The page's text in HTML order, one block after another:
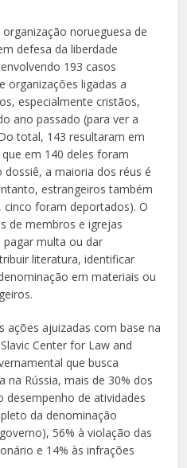
norueguesa de
defesa da liberdade
193 casos
organizações ligadas a
especialmente cristãos,
ano passado (para ver a
total, 143 resultaram em
em 140 deles foram
a maioria dos réus é
estrangeiros também
foram deportados). O
de membros e igrejas
multa ou dar
literatura, identificar
em materiais ou
ações ajuizadas com base na
Center for Law and
que busca
na Rússia, mais de 30% dos
desempenho de atividades
da denominação
56% à violação das
e 14% às infrações